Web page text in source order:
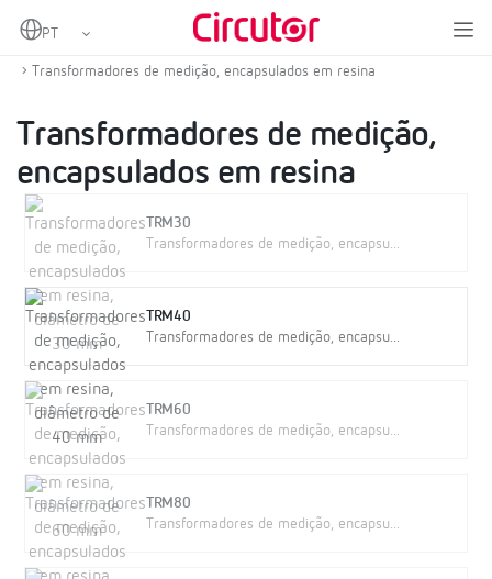
Home
Transformadores de corrente e shunts
Transformadores de medição, encapsulados em resina
Transformadores de medição,
encapsulados em resina
TRM30
Transformadores de medição, encapsu...
TRM40
Transformadores de medição, encapsu...
TRM60
Transformadores de medição, encapsu...
TRM80
Transformadores de medição, encapsu...